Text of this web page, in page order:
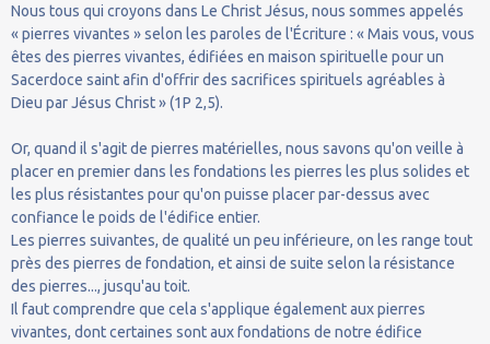
Nous tous qui croyons dans Le Christ Jésus, nous sommes appelés
« pierres vivantes » selon les paroles de l'Écriture : « Mais vous, vous
êtes des pierres vivantes, édifiées en maison spirituelle pour un
Sacerdoce saint afin d'offrir des sacrifices spirituels agréables à
Dieu par Jésus Christ » (1P 2,5).
Or, quand il s'agit de pierres matérielles, nous savons qu'on veille à
placer en premier dans les fondations les pierres les plus solides et
les plus résistantes pour qu'on puisse placer par-dessus avec
confiance le poids de l'édifice entier.
Les pierres suivantes, de qualité un peu inférieure, on les range tout
près des pierres de fondation, et ainsi de suite selon la résistance
des pierres..., jusqu'au toit.
Il faut comprendre que cela s'applique également aux pierres
vivantes, dont certaines sont aux fondations de notre édifice